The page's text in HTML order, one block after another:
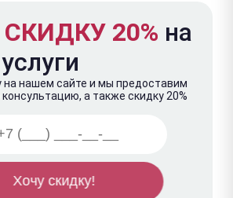
СКИДКУ 20% на
на нашем сайте и мы предоставим
а также скидку 20%